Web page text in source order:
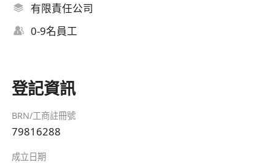
有限責任公司
0-9名員工
登記資訊
BRN/工商註冊號
79816288
成立日期